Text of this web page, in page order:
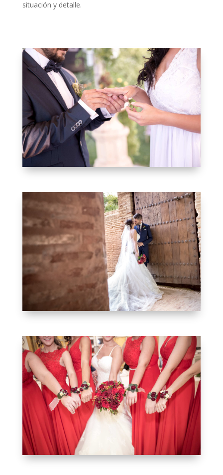
situación y detalle.